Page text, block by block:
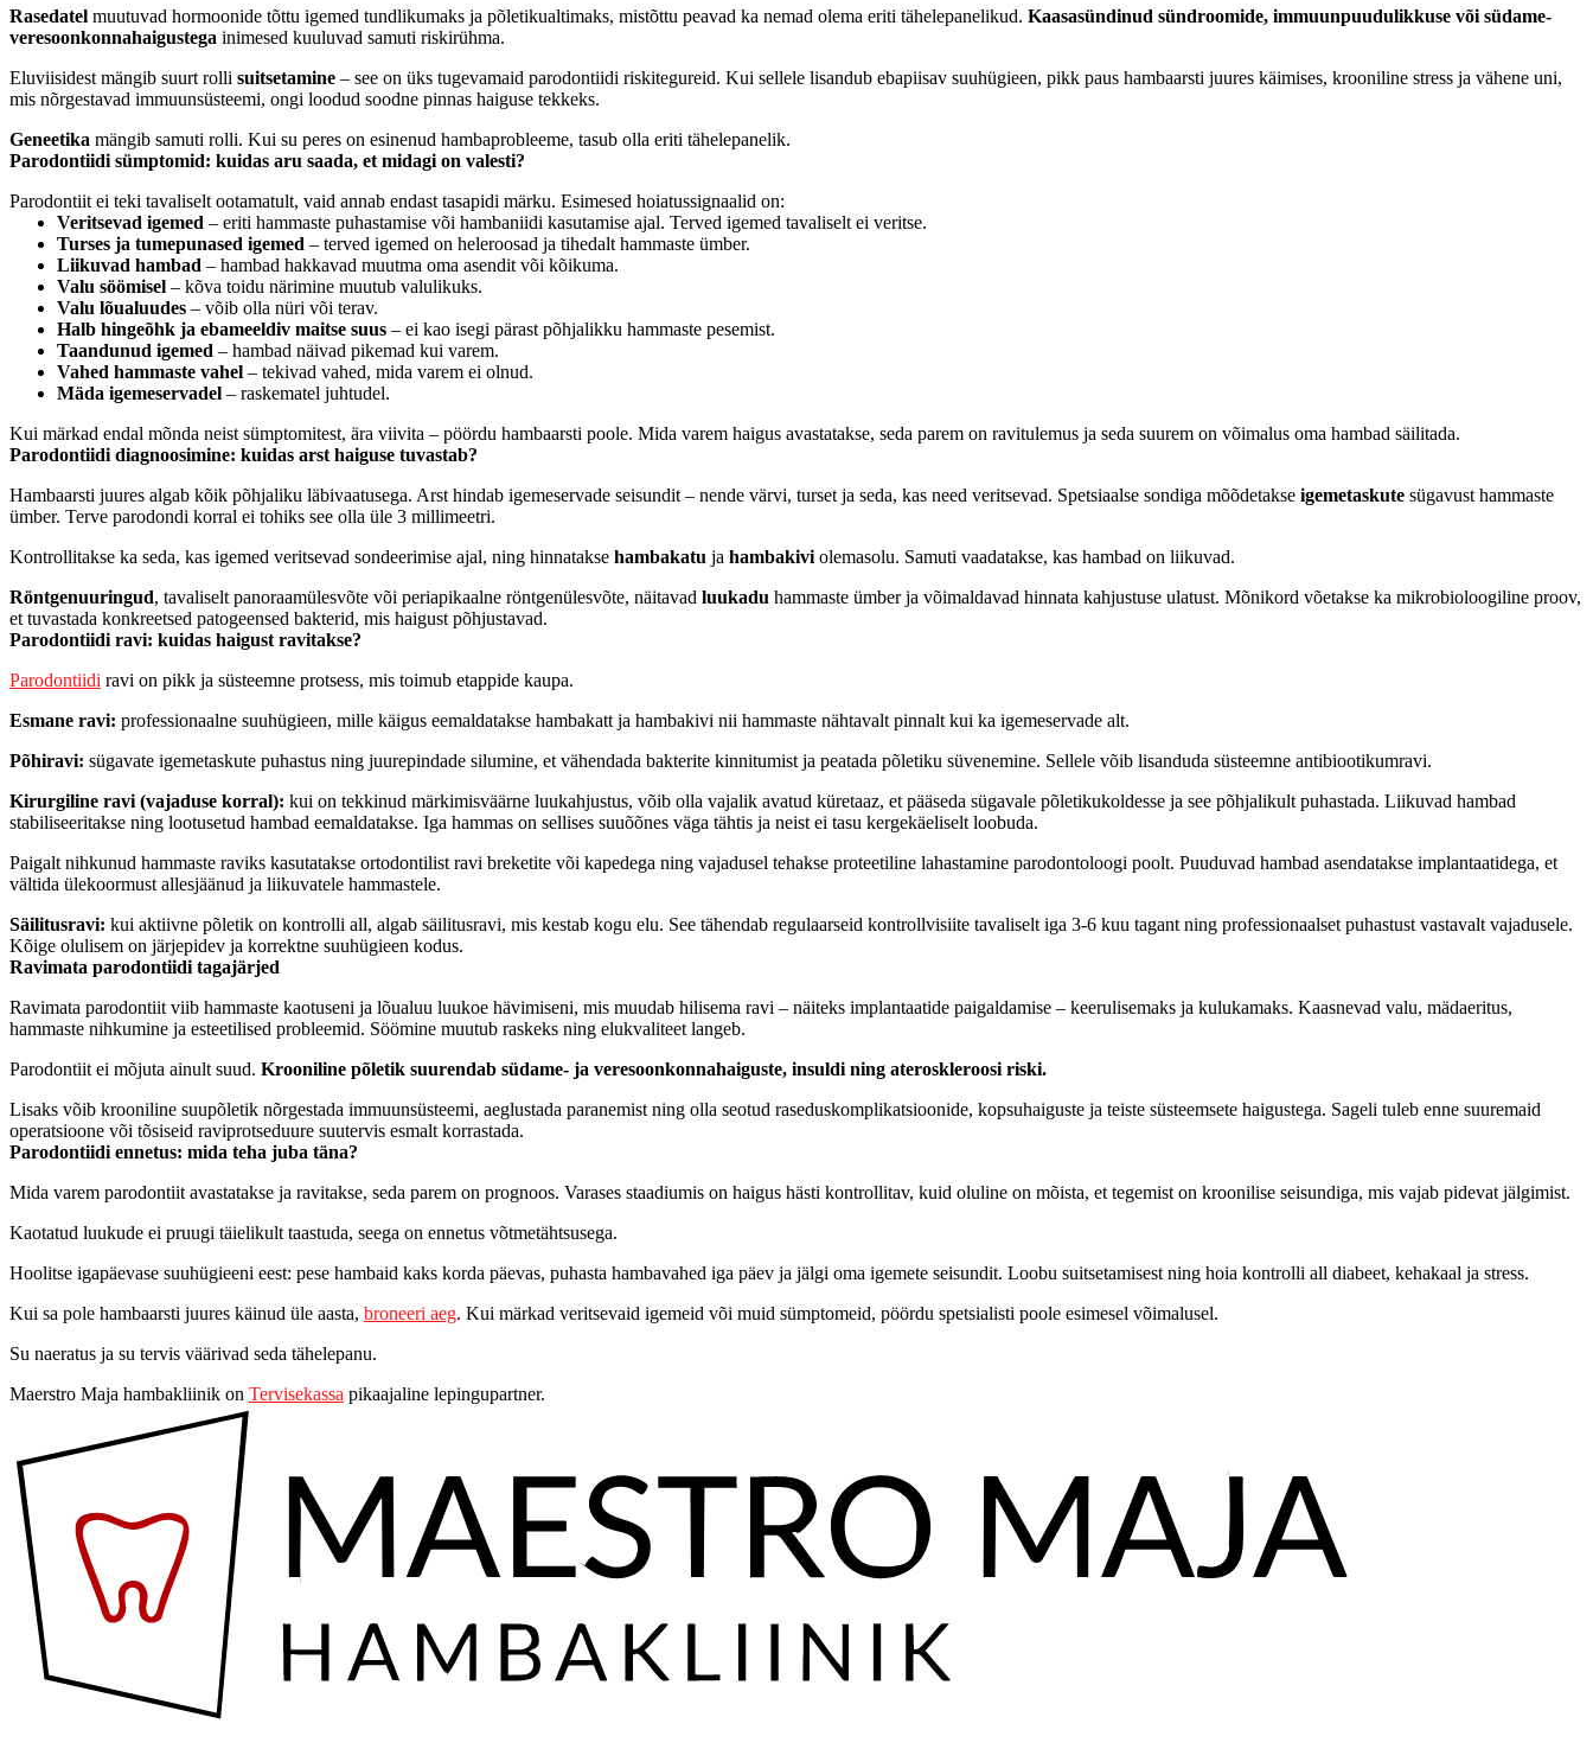
Rasedatel muutuvad hormoonide tõttu igemed tundlikumaks ja põletikualtimaks, mistõttu peavad ka nemad olema eriti tähelepanelikud. Kaasasündinud sündroomide, immuunpuudulikkuse või südame-
veresoonkonnahaigustega inimesed kuuluvad samuti riskirühma.
Eluviisidest mängib suurt rolli suitsetamine – see on üks tugevamaid parodontiidi riskitegureid. Kui sellele lisandub ebapiisav suuhügieen, pikk paus hambaarsti juures käimises, krooniline stress ja vähene uni,
mis nõrgestavad immuunsüsteemi, ongi loodud soodne pinnas haiguse tekkeks.
Geneetika mängib samuti rolli. Kui su peres on esinenud hambaprobleeme, tasub olla eriti tähelepanelik.
Parodontiidi sümptomid: kuidas aru saada, et midagi on valesti?
Parodontiit ei teki tavaliselt ootamatult, vaid annab endast tasapidi märku. Esimesed hoiatussignaalid on:
Veritsevad igemed – eriti hammaste puhastamise või hambaniidi kasutamise ajal. Terved igemed tavaliselt ei veritse.
Turses ja tumepunased igemed – terved igemed on heleroosad ja tihedalt hammaste ümber.
Liikuvad hambad – hambad hakkavad muutma oma asendit või kõikuma.
Valu söömisel – kõva toidu närimine muutub valulikuks.
Valu lõualuudes – võib olla nüri või terav.
Halb hingeõhk ja ebameeldiv maitse suus – ei kao isegi pärast põhjalikku hammaste pesemist.
Taandunud igemed – hambad näivad pikemad kui varem.
Vahed hammaste vahel – tekivad vahed, mida varem ei olnud.
Mäda igemeservadel – raskematel juhtudel.
Kui märkad endal mõnda neist sümptomitest, ära viivita – pöördu hambaarsti poole. Mida varem haigus avastatakse, seda parem on ravitulemus ja seda suurem on võimalus oma hambad säilitada.
Parodontiidi diagnoosimine: kuidas arst haiguse tuvastab?
Hambaarsti juures algab kõik põhjaliku läbivaatusega. Arst hindab igemeservade seisundit – nende värvi, turset ja seda, kas need veritsevad. Spetsiaalse sondiga mõõdetakse igemetaskute sügavust hammaste
ümber. Terve parodondi korral ei tohiks see olla üle 3 millimeetri.
Kontrollitakse ka seda, kas igemed veritsevad sondeerimise ajal, ning hinnatakse hambakatu ja hambakivi olemasolu. Samuti vaadatakse, kas hambad on liikuvad.
Röntgenuuringud, tavaliselt panoraamülesvõte või periapikaalne röntgenülesvõte, näitavad luukadu hammaste ümber ja võimaldavad hinnata kahjustuse ulatust. Mõnikord võetakse ka mikrobioloogiline proov,
et tuvastada konkreetsed patogeensed bakterid, mis haigust põhjustavad.
Parodontiidi ravi: kuidas haigust ravitakse?
Parodontiidi ravi on pikk ja süsteemne protsess, mis toimub etappide kaupa.
Esmane ravi: professionaalne suuhügieen, mille käigus eemaldatakse hambakatt ja hambakivi nii hammaste nähtavalt pinnalt kui ka igemeservade alt.
Põhiravi: sügavate igemetaskute puhastus ning juurepindade silumine, et vähendada bakterite kinnitumist ja peatada põletiku süvenemine. Sellele võib lisanduda süsteemne antibiootikumravi.
Kirurgiline ravi (vajaduse korral): kui on tekkinud märkimisväärne luukahjustus, võib olla vajalik avatud küretaaz, et pääseda sügavale põletikukoldesse ja see põhjalikult puhastada. Liikuvad hambad
stabiliseeritakse ning lootusetud hambad eemaldatakse. Iga hammas on sellises suuõõnes väga tähtis ja neist ei tasu kergekäeliselt loobuda.
Paigalt nihkunud hammaste raviks kasutatakse ortodontilist ravi breketite või kapedega ning vajadusel tehakse proteetiline lahastamine parodontoloogi poolt. Puuduvad hambad asendatakse implantaatidega, et
vältida ülekoormust allesjäänud ja liikuvatele hammastele.
Säilitusravi: kui aktiivne põletik on kontrolli all, algab säilitusravi, mis kestab kogu elu. See tähendab regulaarseid kontrollvisiite tavaliselt iga 3-6 kuu tagant ning professionaalset puhastust vastavalt vajadusele.
Kõige olulisem on järjepidev ja korrektne suuhügieen kodus.
Ravimata parodontiidi tagajärjed
Ravimata parodontiit viib hammaste kaotuseni ja lõualuu luukoe hävimiseni, mis muudab hilisema ravi – näiteks implantaatide paigaldamise – keerulisemaks ja kulukamaks. Kaasnevad valu, mädaeritus,
hammaste nihkumine ja esteetilised probleemid. Söömine muutub raskeks ning elukvaliteet langeb.
Parodontiit ei mõjuta ainult suud. Krooniline põletik suurendab südame- ja veresoonkonnahaiguste, insuldi ning ateroskleroosi riski.
Lisaks võib krooniline suupõletik nõrgestada immuunsüsteemi, aeglustada paranemist ning olla seotud raseduskomplikatsioonide, kopsuhaiguste ja teiste süsteemsete haigustega. Sageli tuleb enne suuremaid
operatsioone või tõsiseid raviprotseduure suutervis esmalt korrastada.
Parodontiidi ennetus: mida teha juba täna?
Mida varem parodontiit avastatakse ja ravitakse, seda parem on prognoos. Varases staadiumis on haigus hästi kontrollitav, kuid oluline on mõista, et tegemist on kroonilise seisundiga, mis vajab pidevat jälgimist.
Kaotatud luukude ei pruugi täielikult taastuda, seega on ennetus võtmetähtsusega.
Hoolitse igapäevase suuhügieeni eest: pese hambaid kaks korda päevas, puhasta hambavahed iga päev ja jälgi oma igemete seisundit. Loobu suitsetamisest ning hoia kontrolli all diabeet, kehakaal ja stress.
Kui sa pole hambaarsti juures käinud üle aasta, broneeri aeg. Kui märkad veritsevaid igemeid või muid sümptomeid, pöördu spetsialisti poole esimesel võimalusel.
Su naeratus ja su tervis väärivad seda tähelepanu.
Maerstro Maja hambakliinik on Tervisekassa pikaajaline lepingupartner.